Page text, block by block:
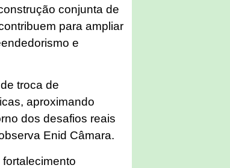
conjunta de
para ampliar
e
troca de
aproximando
dos desafios reais
Enid Câmara.